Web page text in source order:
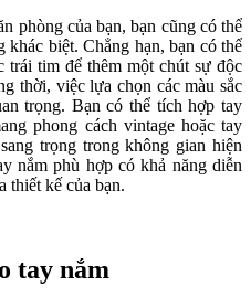
phòng của bạn, bạn cũng có thể
khác biệt. Chẳng hạn, bạn có thể
trái tim để thêm một chút sự độc
thời, việc lựa chọn các màu sắc
trọng. Bạn có thể tích hợp tay
phong cách vintage hoặc tay
trọng trong không gian hiện
nắm phù hợp có khả năng diễn
thiết kế của bạn.
tay nắm